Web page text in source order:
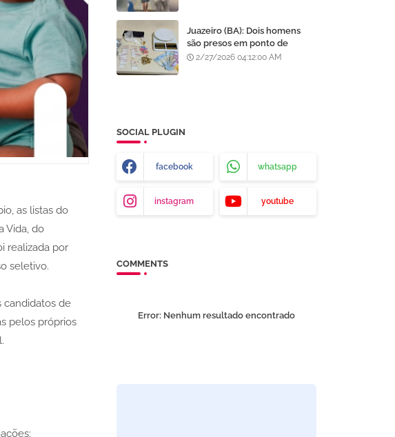
as listas do
Vida, do
realizada por
seletivo.
candidatos de
pelos próprios
Juazeiro (BA): Dois homens
são presos em ponto de
tráfico de drogas no bairro
2/27/2026 04:12:00 AM
SOCIAL PLUGIN
facebook whatsapp
instagram youtube
COMMENTS
Error: Nenhum resultado encontrado